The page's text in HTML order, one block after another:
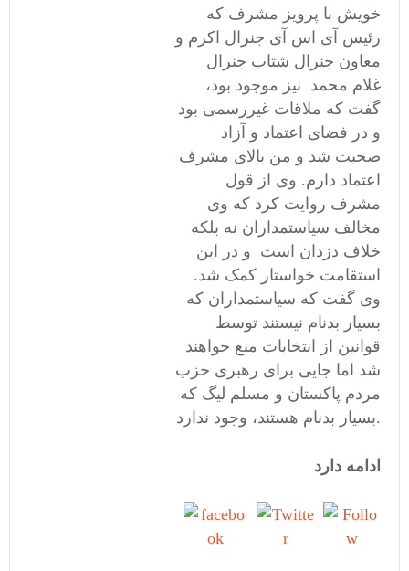
خویش با پرویز مشرف که
رئیس آی اس آی جنرال اکرم و
معاون جنرال شتاب جنرال
غلام محمد نیز موجود بود،
گفت که ملاقات غیررسمی بود
و در فضای اعتماد و آزاد
صحبت شد و من بالای مشرف
اعتماد دارم. وی از قول
مشرف روایت کرد که وی
مخالف سیاستمداران نه بلکه
خلاف دزدان است و در این
استقامت خواستار کمک شد.
وی گفت که سیاستمداران که
بسیار بدنام نیستند توسط
قوانین از انتخابات منع خواهند
شد اما جایی برای رهبری حزب
مردم پاکستان و مسلم لیگ که
بسیار بدنام هستند، وجود ندارد.
ادامه دارد